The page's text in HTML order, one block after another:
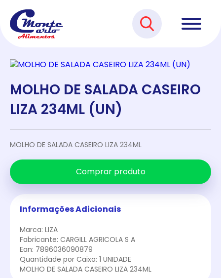
MOLHO DE SALADA CASEIRO
LIZA 234ML (UN)
MOLHO DE SALADA CASEIRO LIZA 234ML
Comprar produto
Informações Adicionais
Marca: LIZA
Fabricante: CARGILL AGRICOLA S A
Ean: 7896036090879
Quantidade por Caixa: 1 UNIDADE
MOLHO DE SALADA CASEIRO LIZA 234ML